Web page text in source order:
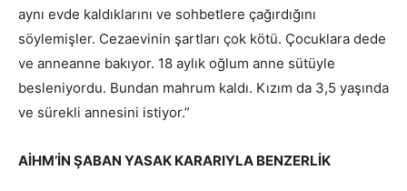
aynı evde kaldıklarını ve sohbetlere çağırdığını
söylemişler. Cezaevinin şartları çok kötü. Çocuklara dede
ve anneanne bakıyor. 18 aylık oğlum anne sütüyle
besleniyordu. Bundan mahrum kaldı. Kızım da 3,5 yaşında
ve sürekli annesini istiyor.”
AİHM’İN ŞABAN YASAK KARARIYLA BENZERLİK